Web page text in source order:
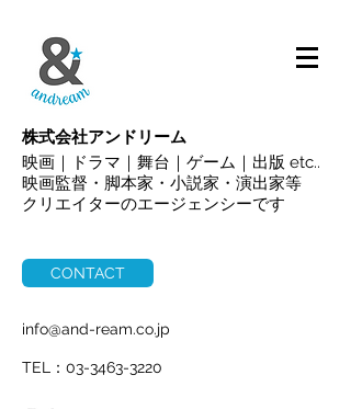
株式会社アンドリーム
映画｜ドラマ｜舞台｜ゲーム｜出版 etc..
映画監督・脚本家・小説家・演出家等
クリエイターのエージェンシーです
CONTACT
info@and-ream.co.jp
TEL：03-3463-3220